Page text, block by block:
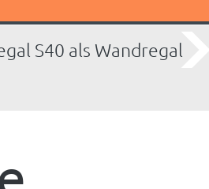
S40 als Wandregal